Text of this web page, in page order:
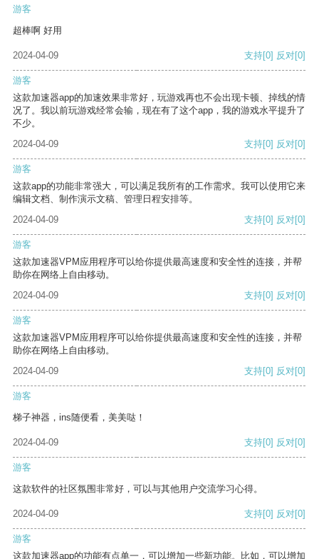
游客
超棒啊 好用
2024-04-09 支持[0] 反对[0]
游客
这款加速器app的加速效果非常好，玩游戏再也不会出现卡顿、掉线的情
况了。我以前玩游戏经常会输，现在有了这个app，我的游戏水平提升了
不少。
2024-04-09
支持[0] 反对[0]
游客
这款app的功能非常强大，可以满足我所有的工作需求。我可以使用它来
编辑文档、制作演示文稿、管理日程安排等。
2024-04-09
支持[0] 反对[0]
游客
这款加速器VPM应用程序可以给你提供最高速度和安全性的连接，并帮
助你在网络上自由移动。
2024-04-09
支持[0] 反对[0]
游客
这款加速器VPM应用程序可以给你提供最高速度和安全性的连接，并帮
助你在网络上自由移动。
2024-04-09
支持[0] 反对[0]
游客
梯子神器，ins随便看，美美哒！
2024-04-09 支持[0] 反对[0]
游客
这款软件的社区氛围非常好，可以与其他用户交流学习心得。
2024-04-09 支持[0] 反对[0]
游客
这款加速器app的功能有点单一，可以增加一些新功能。比如，可以增加